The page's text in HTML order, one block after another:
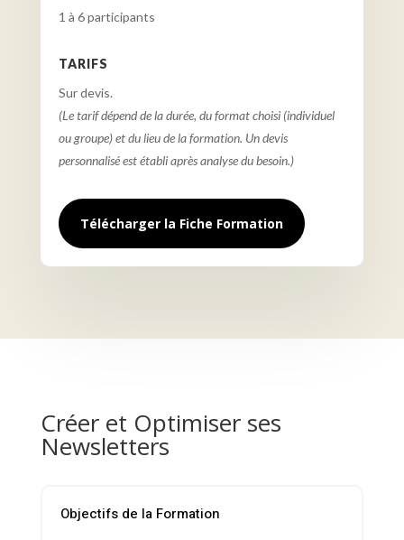
1 à 6 participants
TARIFS
Sur devis.
(Le tarif dépend de la durée, du format choisi (individuel
ou groupe) et du lieu de la formation. Un devis
personnalisé est établi après analyse du besoin.)
Télécharger la Fiche Formation
Créer et Optimiser ses
Newsletters
Objectifs de la Formation